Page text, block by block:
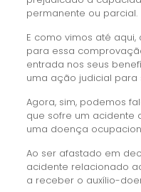
permanente ou parcial.
E como vimos até
para essa
entrada nos seus
uma ação judicial para
Agora, sim, podemos
que sofre um acidente
uma doença
Ao ser afastado em
acidente relacionado
a receber o auxílio-